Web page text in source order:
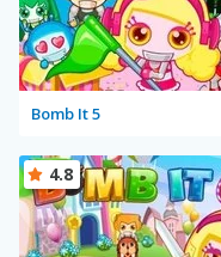
Bomb It 5
4.8